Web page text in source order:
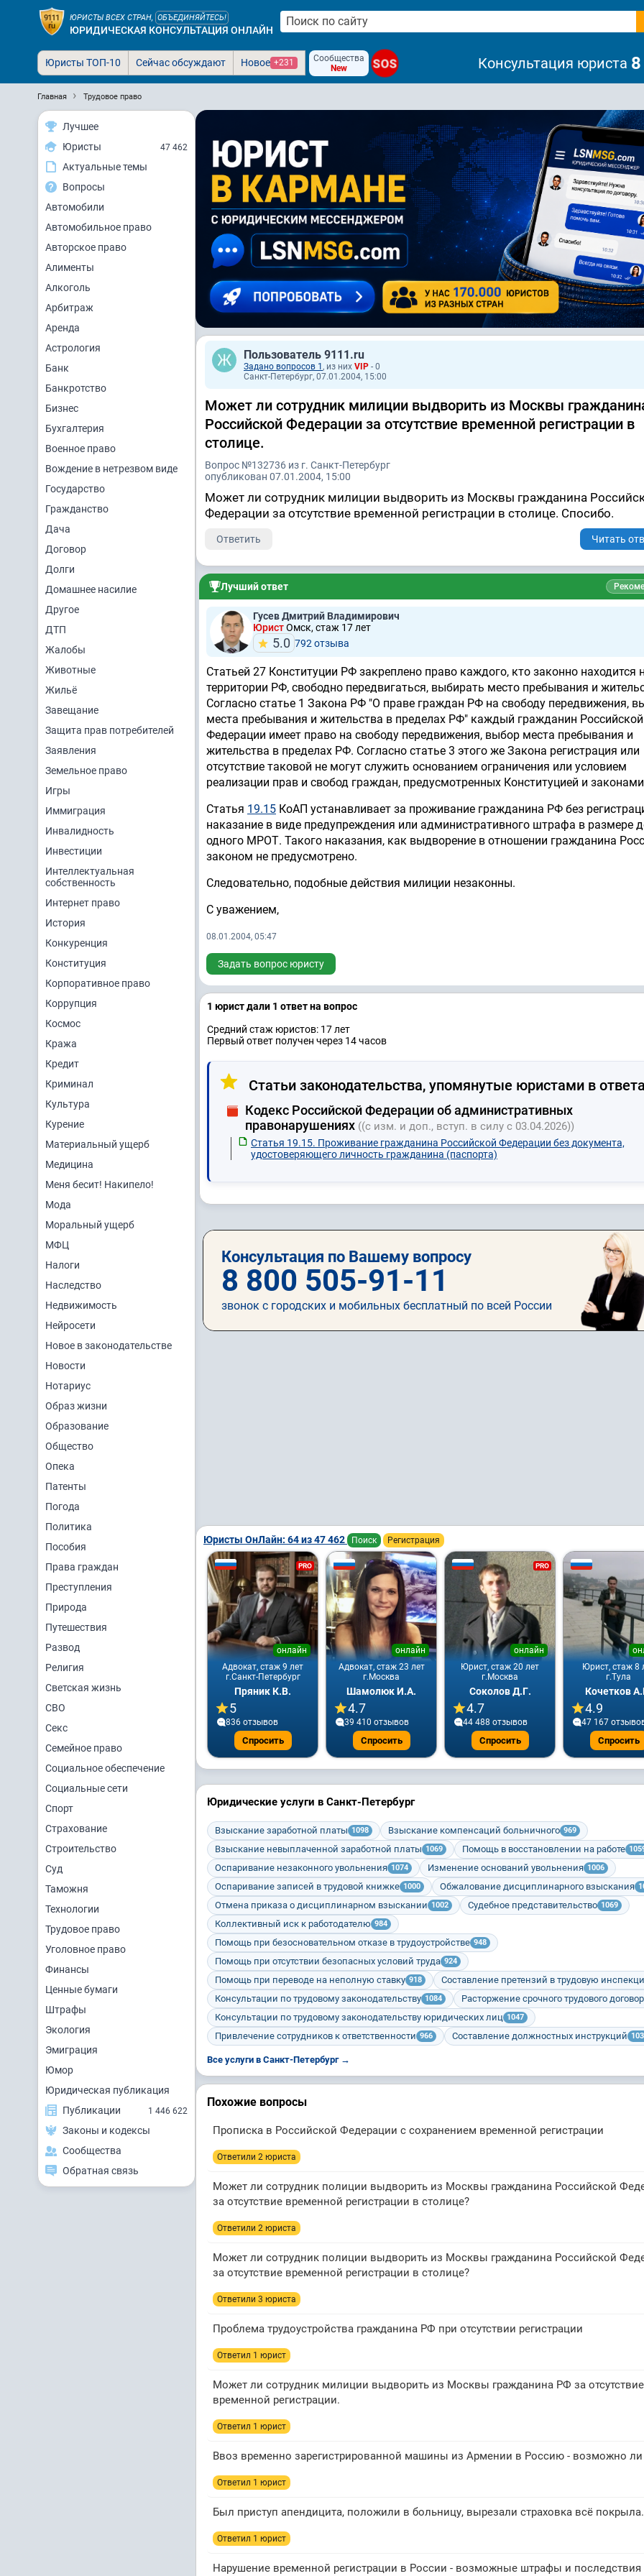
ЮРИСТЫ ВСЕХ СТРАН, ОБЪЕДИНЯЙТЕСЬ!
ЮРИДИЧЕСКАЯ КОНСУЛЬТАЦИЯ ОНЛАЙН
Юристы ТОП-10 Сейчас обсуждают Новое +231
Сообщества
New
SOS Консультация юриста
Главная Трудовое право
Лучшее
Юристы
47 462
Актуальные темы
Вопросы
Автомобили
Автомобильное право
Авторское право
Алименты
Алкоголь
Арбитраж
Аренда
Астрология
Банк
Банкротство
Бизнес
Бухгалтерия
Военное право
Вождение в нетрезвом виде
Государство
Гражданство
Дача
Договор
Долги
Домашнее насилие
Другое
ДТП
Жалобы
Животные
Жильё
Завещание
Защита прав потребителей
Заявления
Земельное право
Игры
Иммиграция
Инвалидность
Инвестиции
Интеллектуальная
собственность
Интернет право
История
Конкуренция
Конституция
Корпоративное право
Коррупция
Космос
Кража
Кредит
Криминал
Культура
Курение
Материальный ущерб
Медицина
Меня бесит! Накипело!
Мода
Моральный ущерб
МФЦ
Налоги
Наследство
Недвижимость
Нейросети
Новое в законодательстве
Новости
Нотариус
Образ жизни
Образование
Общество
Опека
Патенты
Погода
Политика
Пособия
Права граждан
Преступления
Природа
Путешествия
Развод
Религия
Светская жизнь
СВО
Секс
Семейное право
Социальное обеспечение
Социальные сети
Спорт
Страхование
Строительство
Суд
Таможня
Технологии
Трудовое право
Уголовное право
Финансы
Ценные бумаги
Штрафы
Экология
Эмиграция
Юмор
Юридическая публикация
Публикации
1 446 622
Законы и кодексы
Сообщества
Обратная связь
Пользователь 9111.ru
Задано вопросов 1 , из них VIP - 0
Санкт-Петербург, 07.01.2004, 15:00
Может ли сотрудник милиции выдворить из Москвы
Российской Федерации за отсутствие временной регистрации в
столице.
Вопрос №132736 из г. Санкт-Петербург
опубликован 07.01.2004, 15:00
Может ли сотрудник милиции выдворить из Москвы гражданина
Федерации за отсутствие временной регистрации в столице. Спосибо.
Ответить Читать
Лучший ответ
Гусев Дмитрий Владимирович
ЮристОмск, стаж 17 лет
5.0 792 отзывa
Статьей 27 Конституции РФ закреплено право каждого, кто законно находится
территории РФ, свободно передвигаться, выбирать место пребывания и
Согласно статье 1 Закона РФ "О праве граждан РФ на свободу передвижения,
места пребывания и жительства в пределах РФ" каждый гражданин Российской
Федерации имеет право на свободу передвижения, выбор места пребывания и
жительства в пределах РФ. Согласно статье 3 этого же Закона регистрация или
отсутствие таковой не могут служить основанием ограничения или условием
реализации прав и свобод граждан, предусмотренных Конституцией и
Статья 19.15 КоАП устанавливает за проживание гражданина РФ без
наказание в виде предупреждения или административного штрафа в размере
одного МРОТ. Такого наказания, как выдворение в отношении гражданина
законом не предусмотрено.
Следовательно, подобные действия милиции незаконны.
С уважением,
08.01.2004, 05:47
Задать вопрос юристу
1 юрист дали 1 ответ на вопрос
Средний стаж юристов: 17 лет
Первый ответ получен через 14 часов
Статьи законодательства, упомянутые юристами в
Кодекс Российской Федерации об административных
правонарушениях ((с изм. и доп., вступ. в силу с 03.04.2026))
Статья 19.15. Проживание гражданина Российской Федерации без документа,
удостоверяющего личность гражданина (паспорта)
Консультация по Вашему вопросу
8 800 505-91-11
звонок с городских и мобильных бесплатный по всей России
Юристы ОнЛайн: 64 из 47 462 Поиск Регистрация
PRO
Адвокат, стаж 9 лет
онлайн
г.Санкт-Петербург
Пряник К.В.
5
836 отзывов
Спросить
Адвокат, стаж 23 лет
онлайн
г.Москва
Шамолюк И.А.
4.7
39 410 отзывов
Спросить
PRO
Юрист, стаж 20 лет
онлайн
г.Москва
Соколов Д.Г.
4.7
44 488 отзывов
Спросить
Юрист, стаж 8
г.Тула
Кочетков
4.9
47 167
Спросить
Юридические услуги в Санкт-Петербург
Взыскание заработной платы 1098 Взыскание компенсаций больничного 969
Взыскание невыплаченной заработной платы 1069 Помощь в восстановлении на работе
Оспаривание незаконного увольнения 1074 Изменение оснований увольнения 1006
Оспаривание записей в трудовой книжке 1000 Обжалование дисциплинарного взыскания
Отмена приказа о дисциплинарном взыскании 1002 Судебное представительство 1069
Коллективный иск к работодателю 984
Помощь при безосновательном отказе в трудоустройстве 948
Помощь при отсутствии безопасных условий труда 924
Помощь при переводе на неполную ставку 918
Составление претензий в трудовую
Консультации по трудовому законодательству 1084
Расторжение срочного трудового
Консультации по трудовому законодательству юридических лиц 1047
Привлечение сотрудников к ответственности 966 Составление должностных инструкций
Все услуги в Санкт-Петербург →
Похожие вопросы
Прописка в Российской Федерации с сохранением временной регистрации
Ответили 2 юристa
Может ли сотрудник полиции выдворить из Москвы гражданина Российской
за отсутствие временной регистрации в столице?
Ответили 2 юристa
Может ли сотрудник полиции выдворить из Москвы гражданина Российской
за отсутствие временной регистрации в столице?
Ответили 3 юристa
Проблема трудоустройства гражданина РФ при отсутствии регистрации
Ответил 1 юрист
Может ли сотрудник милиции выдворить из Москвы гражданина РФ за отсутствие
временной регистрации.
Ответил 1 юрист
Ввоз временно зарегистрированной машины из Армении в Россию - возможно ли
Ответил 1 юрист
Был приступ апендицита, положили в больницу, вырезали страховка всё покрыла.
Ответил 1 юрист
Нарушение временной регистрации в России - возможные штрафы и последствия